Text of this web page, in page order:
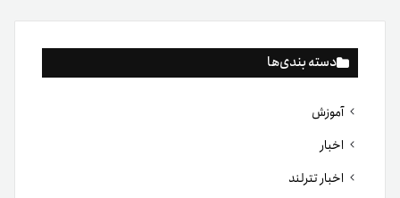
دسته بندی‌ها
آموزش
اخبار
اخبار تترلند